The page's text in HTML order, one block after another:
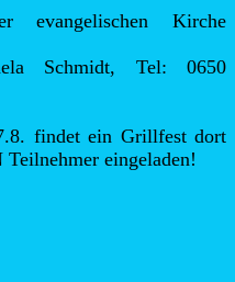
evangelischen Kirche
Schmidt, Tel: 0650
findet ein Grillfest dort
eingeladen!